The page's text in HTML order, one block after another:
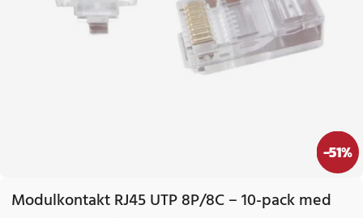
-51%
Modulkontakt RJ45 UTP 8P/8C – 10-pack med